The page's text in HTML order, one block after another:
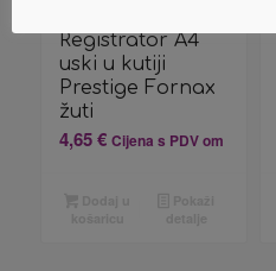
Registrator A4
uski u kutiji
Prestige Fornax
žuti
4,65€ Cijena s PDV om